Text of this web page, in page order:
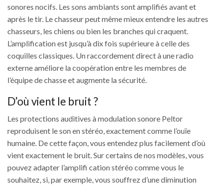
sonores nocifs. Les sons ambiants sont amplifiés avant et
après le tir. Le chasseur peut même mieux entendre les autres
chasseurs, les chiens ou bien les branches qui craquent.
L’amplification est jusqu’à dix fois supérieure à celle des
coquilles classiques. Un raccordement direct à une radio
externe améliore la coopération entre les membres de
l’équipe de chasse et augmente la sécurité.
D’où vient le bruit ?
Les protections auditives à modulation sonore Peltor
reproduisent le son en stéréo, exactement comme l’ouïe
humaine. De cette façon, vous entendez plus facilement d’où
vient exactement le bruit. Sur certains de nos modèles, vous
pouvez adapter l’amplifi cation stéréo comme vous le
souhaitez, si, par exemple, vous souffrez d’une diminution